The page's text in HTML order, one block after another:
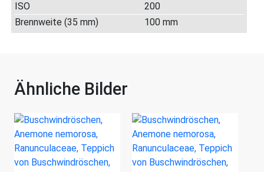
ISO
200
Brennweite (35 mm)
100 mm
Ähnliche Bilder